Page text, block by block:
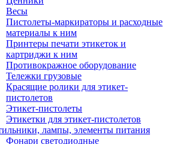
Весы
Пистолеты-маркираторы и расходные
материалы к ним
Принтеры печати этикеток и
картриджи к ним
Противокражное оборудование
Тележки грузовые
Красящие ролики для этикет-
пистолетов
Этикет-пистолеты
Этикетки для этикет-пистолетов
лампы, элементы питания
Фонари светодиодные